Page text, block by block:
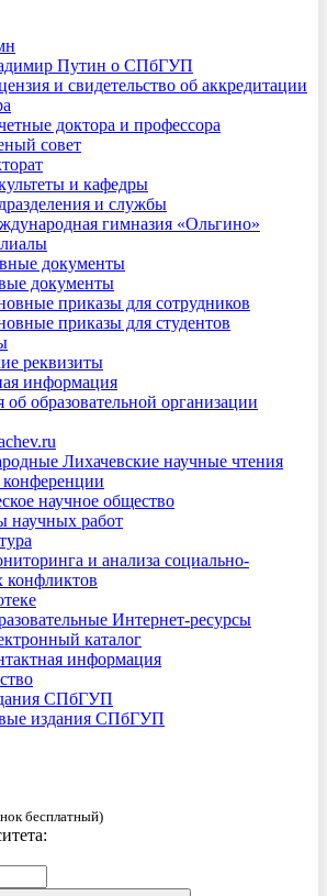
Путин о СПбГУП
и свидетельство об аккредитации
доктора и профессора
совет
и кафедры
и службы
гимназия «Ольгино»
документы
документы
приказы для сотрудников
приказы для студентов
реквизиты
информация
об образовательной организации
Лихачевские научные чтения
научное общество
научных работ
и анализа социально-
конфликтов
Интернет-ресурсы
каталог
информация
СПбГУП
издания СПбГУП
бесплатный)